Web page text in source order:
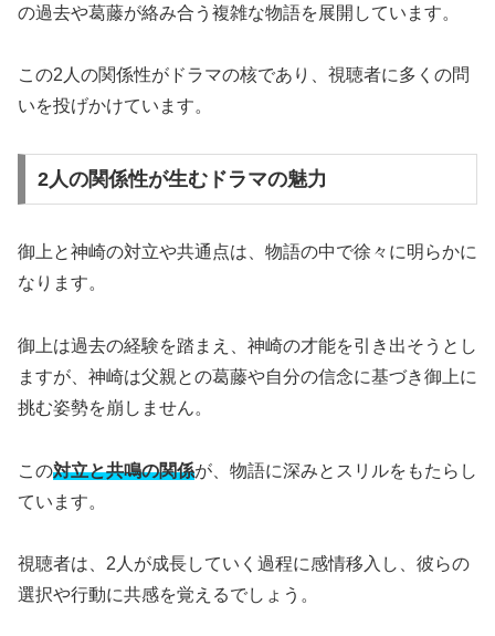
の過去や葛藤が絡み合う複雑な物語を展開しています。
この2人の関係性がドラマの核であり、視聴者に多くの問
いを投げかけています。
2人の関係性が生むドラマの魅力
御上と神崎の対立や共通点は、物語の中で徐々に明らかに
なります。
御上は過去の経験を踏まえ、神崎の才能を引き出そうとし
ますが、神崎は父親との葛藤や自分の信念に基づき御上に
挑む姿勢を崩しません。
この対立と共鳴の関係が、物語に深みとスリルをもたらし
ています。
視聴者は、2人が成長していく過程に感情移入し、彼らの
選択や行動に共感を覚えるでしょう。